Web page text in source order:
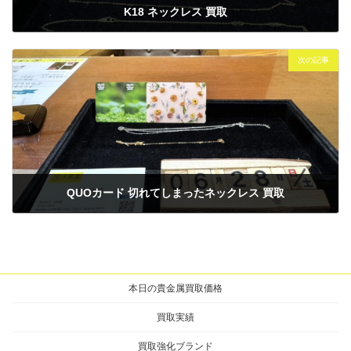
K18 ネックレス 買取
次の記事
QUOカード 切れてしまったネックレス 買取
本日の貴金属買取価格
買取実績
買取強化ブランド